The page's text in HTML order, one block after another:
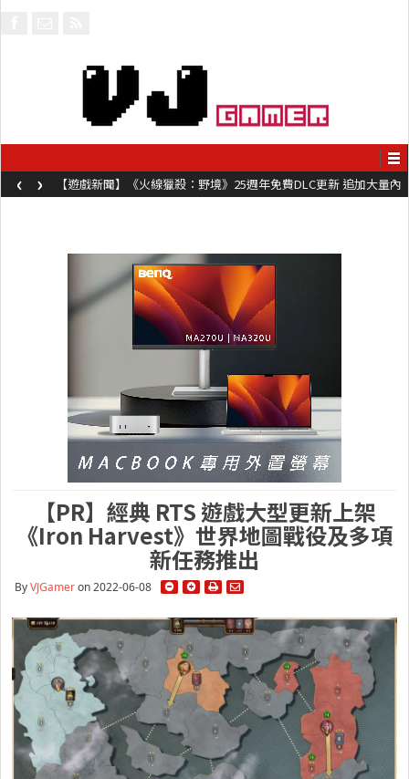
【遊戲新聞】《火線獵殺：野境》25週年免費DLC更新 追加大量內
容同時系舊作限時超平價折扣
‹ ›
【PR】經典 RTS 遊戲大型更新上架
《Iron Harvest》世界地圖戰役及多項
新任務推出
ByVJGameron 2022-06-08